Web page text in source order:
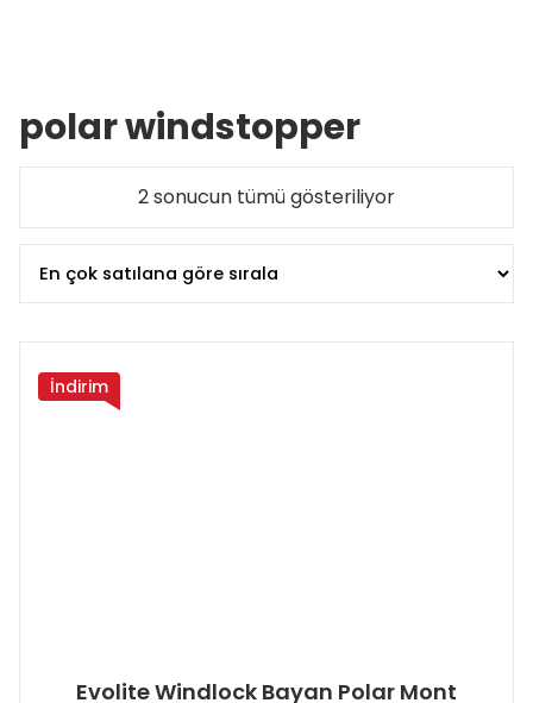
polar windstopper
2 sonucun tümü gösteriliyorPopülerliğe
İndirim
Evolite Windlock Bayan Polar Mont